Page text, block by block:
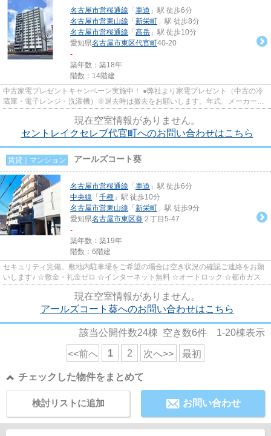
名古屋市営桜通線 「 車道 」駅 徒歩6分
名古屋市営東山線 「 新栄町 」駅 徒歩8分
名古屋市営桜通線 「 高岳 」駅 徒歩10分
愛知県名古屋市東区代官町40-20
-
築年数：築18年
階数：14階建
中古家電プレゼントキャンペーン実施中！ ●弊社より家電プレゼント（中古の冷
蔵庫・電子レンジ・洗濯機）※退去時は撤去をお願いします。年式、メーカーの
現在空室情報がありません。
セントレイクセレブ代官町へのお問い合わせはこちら
賃貸｜マンション アールズコート葵
名古屋市営桜通線 「 車道 」駅 徒歩6分
中央線 「 千種 」駅 徒歩10分
名古屋市営東山線 「 新栄町 」駅 徒歩9分
愛知県名古屋市東区葵 ２丁目5-47
-
築年数：築19年
階数：6階建
セキュリティ完備。敷地内駐車場をご希望の場合は空き状況の確認ご連絡をお願
いします♪ ☆敷金・礼金ゼロ ☆インターネット無料 ☆オートロック ☆都市ガス
現在空室情報がありません。
アールズコート葵へのお問い合わせはこちら
該当公開件数24棟 空き数6件 1-20棟表示
<<前へ 1 2 次へ>> 最初
チェックした物件をまとめて
お問い合わせ
検討リストに追加